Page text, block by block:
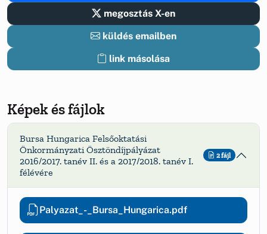
megosztás X-en
küldés emailben
link másolása
Képek és fájlok
Bursa Hungarica Felsőoktatási
Önkormányzati Ösztöndíjpályázat
2016/2017. tanév II. és a 2017/2018. tanév I.
félévére
2 fájl
Palyazat_-_Bursa_Hungarica.pdf